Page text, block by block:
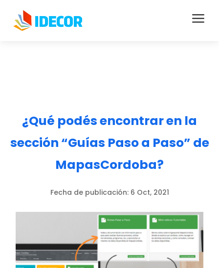
a
¿Qué podés encontrar en la
sección “Guías Paso a Paso” de
MapasCordoba?
Fecha de publicación: 6 Oct, 2021